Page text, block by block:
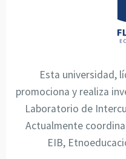
Esta universidad,
promociona y realiza
Laboratorio de
Actualmente
EIB,